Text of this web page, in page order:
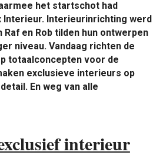
het startschot had
Interieur. Interieurinrichting werd
Raf en Rob tilden hun ontwerpen
niveau. Vandaag richten de
totaalconcepten voor de
exclusieve interieurs op
En weg van alle
interieur